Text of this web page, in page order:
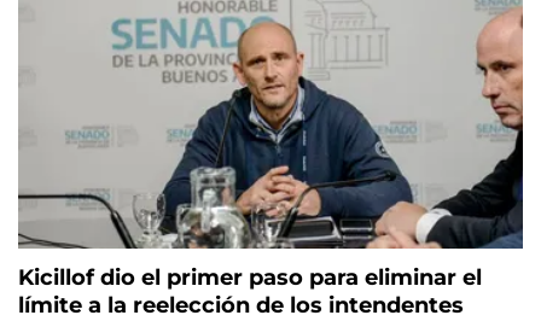
Kicillof dio el primer paso para eliminar el
límite a la reelección de los intendentes